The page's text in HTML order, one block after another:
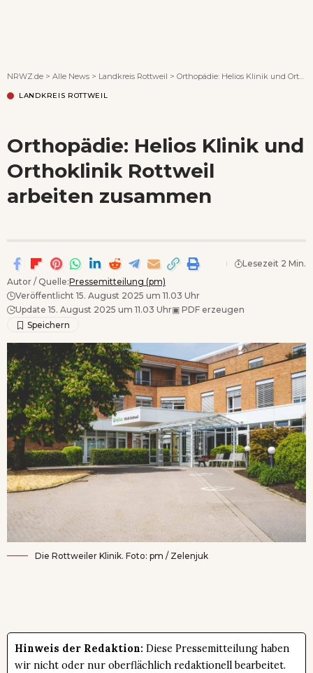
NRWZ.de > Alle News > Landkreis Rottweil > Orthopädie: Helios Klinik und Orthoklinik Rottweil arbeiten zusammen
LANDKREIS ROTTWEIL
Orthopädie: Helios Klinik und
Orthoklinik Rottweil
arbeiten zusammen
Autor / Quelle:Pressemitteilung (pm)
Veröffentlicht 15. August 2025 um 11.03 Uhr
Update 15. August 2025 um 11.03 Uhr▣ PDF erzeugen
Lesezeit 2 Min.
Die Rottweiler Klinik. Foto: pm / Zelenjuk
Hinweis der Redaktion: Diese Pressemitteilung haben
wir nicht oder nur oberflächlich redaktionell bearbeitet.